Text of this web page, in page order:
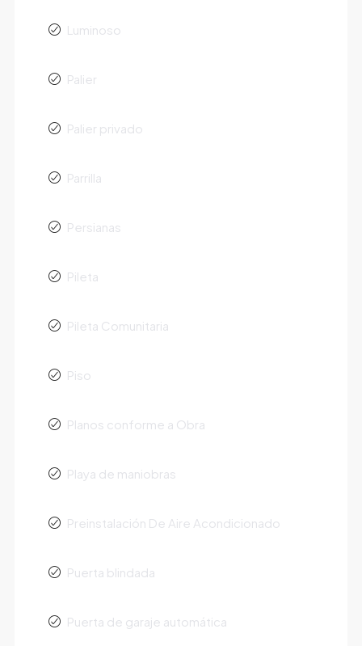
Luminoso
Palier
Palier privado
Parrilla
Persianas
Pileta
Pileta Comunitaria
Piso
Planos conforme a Obra
Playa de maniobras
Preinstalación De Aire Acondicionado
Puerta blindada
Puerta de garaje automática